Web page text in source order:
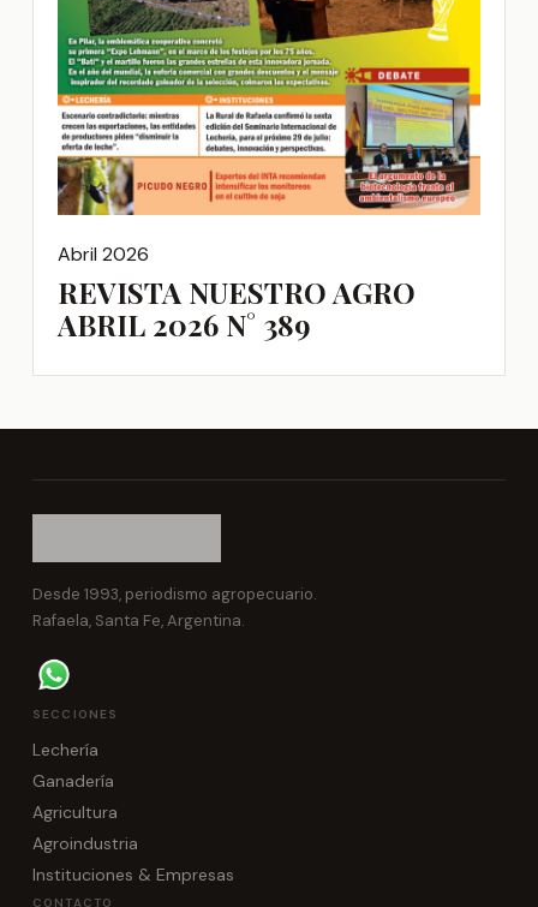
Abril 2026
REVISTA NUESTRO AGRO
ABRIL 2026 N° 389
Desde 1993, periodismo agropecuario.
Rafaela, Santa Fe, Argentina.
SECCIONES
Lechería
Ganadería
Agricultura
Agroindustria
Instituciones & Empresas
CONTACTO